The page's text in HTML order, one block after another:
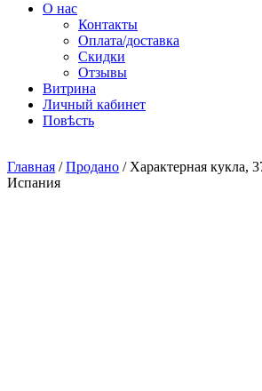
О нас
Контакты
Оплата/доставка
Скидки
Отзывы
Витрина
Личный кабинет
Повѣсть
Главная /Продано / Характерная кукла,
Испания